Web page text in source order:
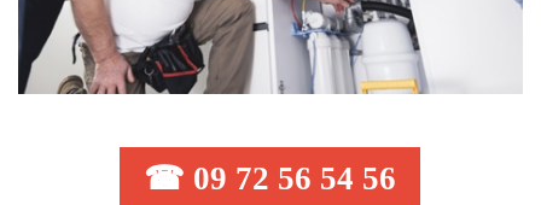
☎ 09 72 56 54 56